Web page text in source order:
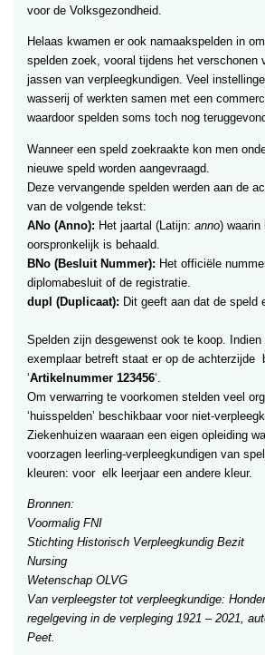
voor de Volksgezondheid.
Helaas kwamen er ook namaakspelden in
spelden zoek, vooral tijdens het verschonen
jassen van verpleegkundigen. Veel
wasserij of werkten samen met een
waardoor spelden soms toch nog
Wanneer een speld zoekraakte kon men
nieuwe speld worden aangevraagd.
Deze vervangende spelden werden aan de
van de volgende tekst:
ANo (Anno): Het jaartal (Latijn: anno) waarin
oorspronkelijk is behaald.
BNo (Besluit Nummer): Het officiële
diplomabesluit of de registratie.
dupl (Duplicaat): Dit geeft aan dat de speld
Spelden zijn desgewenst ook te koop.
exemplaar betreft staat er op de achterzijde
‘Artikelnummer 123456‘.
Om verwarring te voorkomen stelden veel
‘huisspelden’ beschikbaar voor niet-
Ziekenhuizen waaraan een eigen opleiding
voorzagen leerling-verpleegkundigen van
kleuren: voor elk leerjaar een andere kleur.
Bronnen:
Voormalig FNI
Stichting Historisch Verpleegkundig Bezit
Nursing
Wetenschap OLVG
Van verpleegster tot verpleegkundige:
regelgeving in de verpleging 1921 – 2021,
Peet.